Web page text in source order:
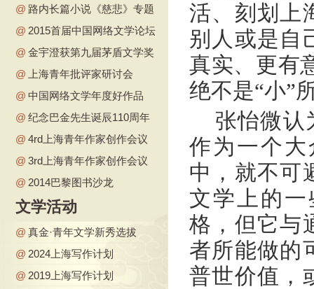
@ 路内长篇小说《慈悲》专题
@ 2015首届中国网络文学论坛
@ 金宇澄获第九届茅盾文学奖
@
上海青年批评家研讨会
@ 中国网络文学年度好作品
@ 纪念巴金先生诞辰110周年
@ 4rd上海青年作家创作会议
@ 3rd上海青年作家创作会议
@ 2014巴黎图书沙龙
文学活动
@ 真金·青年文学新秀选拔
@ 2024上海写作计划
@ 2019上海写作计划
活、刻划上
别人或是自
真实、更有
绝不是“小”
张怡微认
作为一个
中，就不可
文学上的
格，但它与
者所能做的
普世价值，